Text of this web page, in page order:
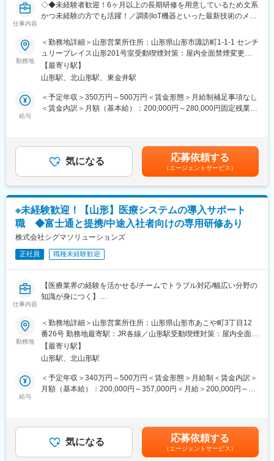
■キャリアパス／評価体制
（1）キャリアパス
可能です。
・昇給1回／最短3年で営業所所長になった実績あり
・年功序列ではなく、実績と姿勢を見て判断
努力やプロセスもしっかり評価される制度があります。
（2）半期ごとの評価で、頑張りが収入に反映
・評価は半年ごとに実施
■研修制度：
・入社直後～2週間 ： OJT形式で、薬の種類や成分など基礎知識
を身につけます。
・入社2週間～1カ月 ： 先輩社員に同行し、仕事の流れを学びま
す。「会話のコツ」や「商品のご案内方法」といった実践的なス
キルを習得します。
・入社1カ月以降 ： 慣れてきたら独り立ち。既存のお客様をメイ
ンに訪問します。
売者資格を取得していただきます。社内の合格率は90％となって
おり、研修を含めて会社が全面的にサポートします。
変更の範囲：会社の定める業務
仕事内容
◇◆未経験者歓迎！6ヶ月以上の長期研修を用意しているため文系
かつ未経験の方でも活躍！／調剤IoT機器といった最新技術のメン
い方も歓迎！社会貢献性の高い仕事◆◇
【はじめに】
当ポジションはフィールドエンジニアと言われる、自社製品を購
入されたお客様先へ出向き、機械やシステムのメンテナンスを行
う技術職となります。
メンテナンススキルの市場価値は上昇の一途を辿っており、同社
【業務内容】
同社のフィールドエンジニアとして主力製品である「全自動調剤
分包機」や「リアルタイム薬品管理装置」といった調剤IoT機器の
【業務詳細】
（1）メンテナンス契約を締結していただいているお客様に定期的
に伺って機械の状態を確認調整する業務
（2）メンテナンス契約の有無に関わらず全ての機械トラブルに対
する緊急対応
（3）新しい機械を導入する際の導入設置作業
（4）メンテナンスに関する書類作成（保守契約更新、修理履歴・
機器状態報告書など）
【ポジションの魅力】
全く無い方でも立ち上りが可能となっております。
・業界トップクラスのIoT製品や医療システムに触れる事が可能で
す。また、製品知識だけでなくメンテナンススキルも習得可能な
ため市場価値向上が可能です。
登用となり、業界トップクラスシェアを誇る優良企業の正社員と
して安定就業が可能です。（登用率98%、試験ノルマなし）
最新のIoT技術に注力しており、これまで人の手でアナログに行わ
れていた薬剤管理を、全自動で管理、調整、計測、分包まで対応
可能にしました。当社の製品やシステムが、24時間止めてはなら
勤務地
＜勤務地詳細＞山形営業所住所：山形県山形市諏訪町1-1-1 センチ
ュリープレイス山形201号室受動喫煙対策：屋内全面禁煙変更の
範囲：会社の定める事業所（リモートワーク含む）
【最寄り駅】
山形駅、北山形駅、東金井駅
給与
＜予定年収＞350万円～500万円＜賃金形態＞月給制補足事項なし
＜賃金内訳＞月額（基本給）：200,000円～280,000円固定残業手
＞※給与詳細は、年齢・スキルを考慮し決定します。■昇給：年1
回■賞与：年2回年収420万円／30歳 経験5年年収500万円／32歳
経験7年賃金はあくまでも目安の金額であり、選考を通じて上下す
る可能性があります。月給(月額)は固定手当を含めた表記です。
気になる 応募依頼する
（エージェントサービス）
※未経験歓迎！【山形】医療システムの導入サポート
職 ◆富士通と提携/中途入社者向けの専用研修あり
株式会社シグマソリューションズ
正社員 職種未経験歓迎
仕事内容
【医療業界の経験を活かせる/チームでトラブル対応/幅広い分野の
知識が身につく】
■業務内容：
医科、歯科、薬局、介護などの医療機関向けコンピュータシステ
ム（レセコン・電子薬歴・電子カルテ等）の開発および販売を手
掛ける同社にてシステム導入時のサポート職（インストラクタ
ー）として業務をご担当いただきます。
■業務詳細
・営業同行（システム導入時の製品概要、操作説明）
・診療報酬改定など法令改正時のシステム変更
勤務地
＜勤務地詳細＞山形営業所住所：山形県山形市あこや町3丁目12
番26号 勤務地最寄駅：JR各線／山形駅受動喫煙対策：屋内全面禁
煙変更の範囲：会社の定める事業所
【最寄り駅】
山形駅、北山形駅
給与
＜予定年収＞340万円～500万円＜賃金形態＞月給制＜賃金内訳＞
月額（基本給）：200,000円～357,000円＜月給＞200,000円～
までも目安の金額であり、選考を通じて上下する可能性がありま
す。月給(月額)は固定手当を含めた表記です。
気になる 応募依頼する
（エージェントサービス）